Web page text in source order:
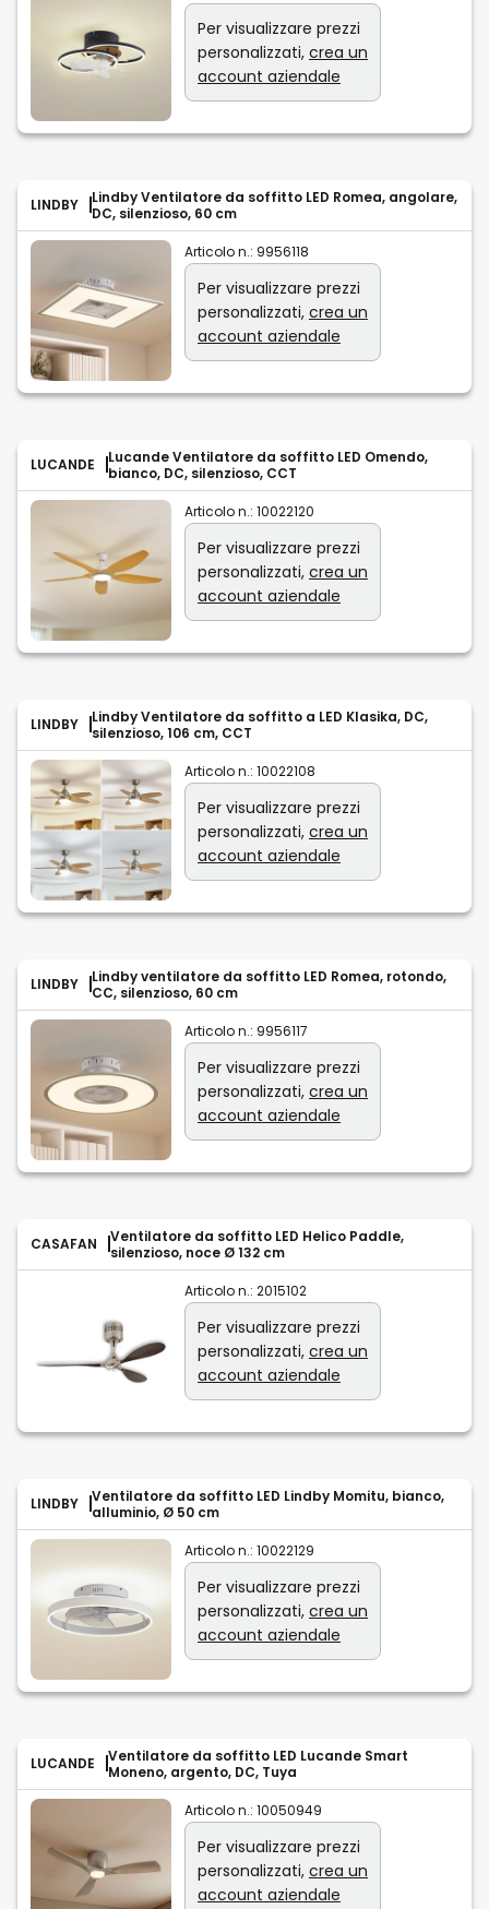
Per visualizzare prezzi
personalizzati, crea un
account aziendale
LINDBY
Lindby Ventilatore da soffitto LED Romea, angolare,
DC, silenzioso, 60 cm
Articolo n.: 9956118
Per visualizzare prezzi
personalizzati, crea un
account aziendale
LUCANDE
Lucande Ventilatore da soffitto LED Omendo,
bianco, DC, silenzioso, CCT
Articolo n.: 10022120
Per visualizzare prezzi
personalizzati, crea un
account aziendale
LINDBY
Lindby Ventilatore da soffitto a LED Klasika, DC,
silenzioso, 106 cm, CCT
Articolo n.: 10022108
Per visualizzare prezzi
personalizzati, crea un
account aziendale
LINDBY
Lindby ventilatore da soffitto LED Romea, rotondo,
CC, silenzioso, 60 cm
Articolo n.: 9956117
Per visualizzare prezzi
personalizzati, crea un
account aziendale
CASAFAN
Ventilatore da soffitto LED Helico Paddle,
silenzioso, noce Ø 132 cm
Articolo n.: 2015102
Per visualizzare prezzi
personalizzati, crea un
account aziendale
LINDBY
Ventilatore da soffitto LED Lindby Momitu, bianco,
alluminio, Ø 50 cm
Articolo n.: 10022129
Per visualizzare prezzi
personalizzati, crea un
account aziendale
LUCANDE
Ventilatore da soffitto LED Lucande Smart
Moneno, argento, DC, Tuya
Articolo n.: 10050949
Per visualizzare prezzi
personalizzati, crea un
account aziendale